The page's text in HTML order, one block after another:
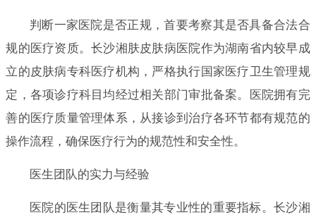
判断一家医院是否正规，首要考察其是否具备合法合
规的医疗资质。长沙湘肤皮肤病医院作为湖南省内较早成
立的皮肤病专科医疗机构，严格执行国家医疗卫生管理规
定，各项诊疗科目均经过相关部门审批备案。医院拥有完
善的医疗质量管理体系，从接诊到治疗各环节都有规范的
操作流程，确保医疗行为的规范性和安全性。
医生团队的实力与经验
医院的医生团队是衡量其专业性的重要指标。长沙湘